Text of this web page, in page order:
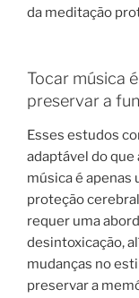
da meditação
Tocar música
preservar a
Esses estudos
adaptável do que
música é apenas
proteção
requer uma
desintoxicação,
mudanças no
preservar a